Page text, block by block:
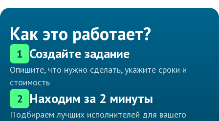
Как это работает?
1 Создайте задание
Опишите, что нужно сделать, укажите сроки и
стоимость
2 Находим за 2 минуты
Подбираем лучших исполнителей для вашего